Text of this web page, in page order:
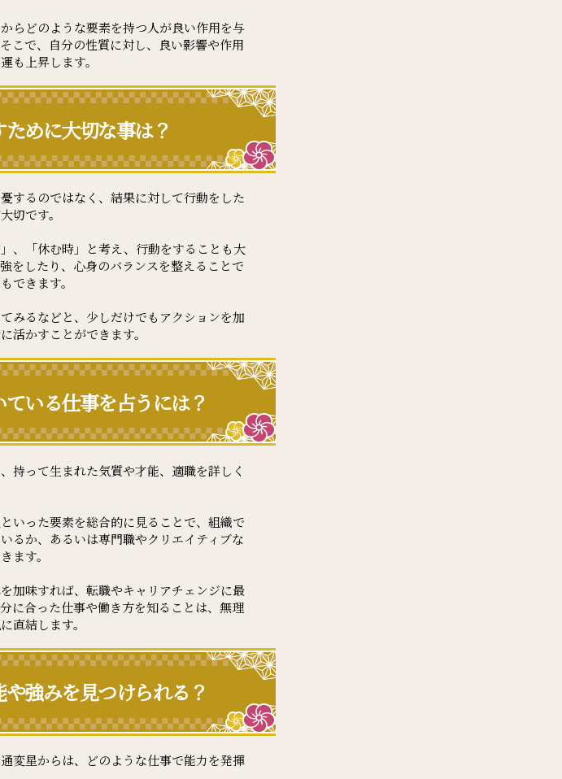
らどのような要素を持つ人が良い作用を与
こで、自分の性質に対し、良い影響や作用
も上昇します。
めに大切な事は？
するのではなく、結果に対して行動をした
切です。
、「休む時」と考え、行動をすることも大
をしたり、心身のバランスを整えることで
できます。
みるなどと、少しだけでもアクションを加
活かすことができます。
いる仕事を占うには？
持って生まれた気質や才能、適職を詳しく
いった要素を総合的に見ることで、組織で
るか、あるいは専門職やクリエイティブな
ます。
加味すれば、転職やキャリアチェンジに最
に合った仕事や働き方を知ることは、無理
直結します。
強みを見つけられる？
変星からは、どのような仕事で能力を発揮